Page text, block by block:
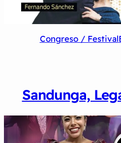
Congreso / Festival
Sandunga,